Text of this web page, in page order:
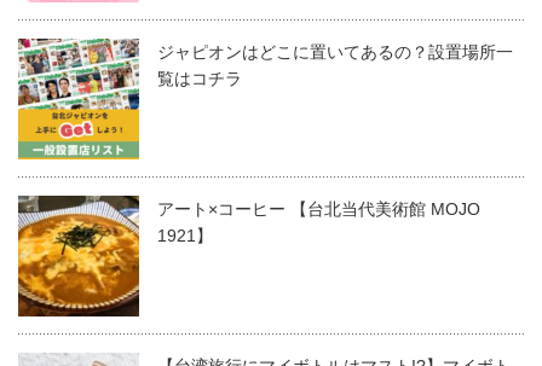
ジャピオンはどこに置いてあるの？設置場所一
覧はコチラ
アート×コーヒー 【台北当代美術館 MOJO
1921】